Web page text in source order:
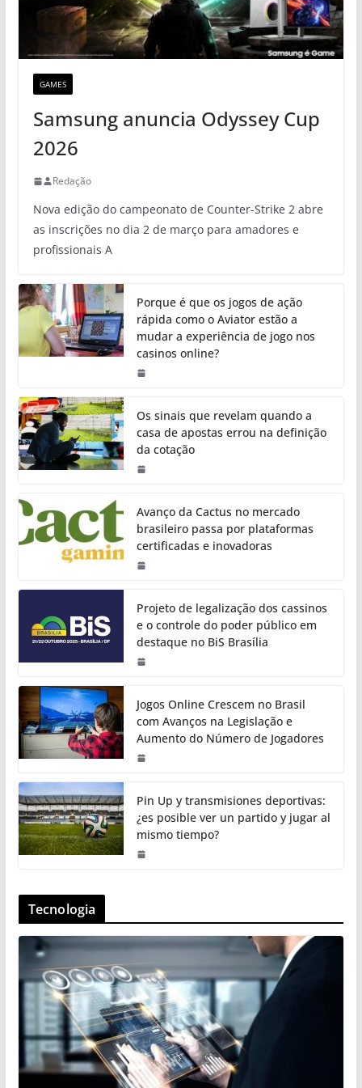
GAMES
Samsung anuncia Odyssey Cup
2026
Redação
Nova edição do campeonato de Counter-Strike 2 abre
as inscrições no dia 2 de março para amadores e
profissionais A
Porque é que os jogos de ação
rápida como o Aviator estão a
mudar a experiência de jogo nos
casinos online?
Os sinais que revelam quando a
casa de apostas errou na definição
da cotação
Avanço da Cactus no mercado
brasileiro passa por plataformas
certificadas e inovadoras
Projeto de legalização dos cassinos
e o controle do poder público em
destaque no BiS Brasília
Jogos Online Crescem no Brasil
com Avanços na Legislação e
Aumento do Número de Jogadores
Pin Up y transmisiones deportivas:
¿es posible ver un partido y jugar al
mismo tiempo?
Tecnologia